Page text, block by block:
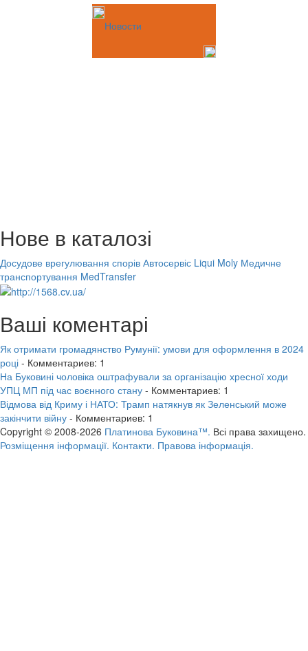
Новости
Нове в каталозі
Досудове врегулювання спорів Автосервіс Liqui Moly Медичне
транспортування MedTransfer
Ваші коментарі
Як отримати громадянство Румунії: умови для оформлення в 2024
році - Комментариев: 1
На Буковині чоловіка оштрафували за організацію хресної ходи
УПЦ МП під час воєнного стану - Комментариев: 1
Відмова від Криму і НАТО: Трамп натякнув як Зеленський може
закінчити війну - Комментариев: 1
Copyright © 2008-2026 Платинова Буковина™. Всі права захищено.
Розміщення інформації. Контакти. Правова інформація.